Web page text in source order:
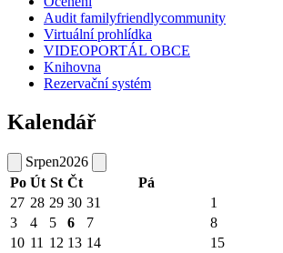
Audit familyfriendlycommunity
Virtuální prohlídka
VIDEOPORTÁL OBCE
Knihovna
Rezervační systém
Kalendář
Srpen2026
Po Út St Čt Pá
27 28 29 30 31 1
3
4 5 6 7 8
10 11 12 13 14 15